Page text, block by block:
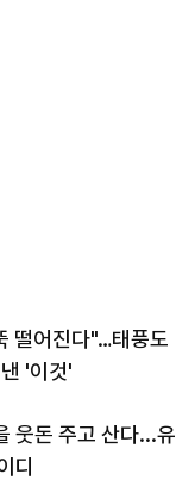
떨어진다"…태풍도
'이것'
웃돈 주고 산다...유
디